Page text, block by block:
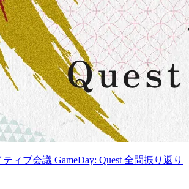
ィブ会議 GameDay: Quest 全問振り返り